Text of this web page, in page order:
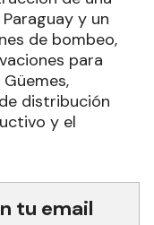
y un
de bombeo,
para
distribución
y el
tu email